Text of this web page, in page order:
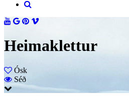
Heimaklettur
Ósk
Séð